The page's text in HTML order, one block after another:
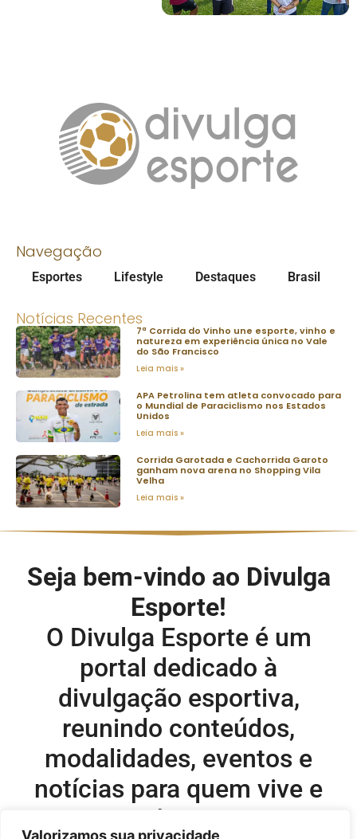
Valorizamos sua privacidade
Navegação
Esportes Lifestyle Destaques Brasil
Notícias Recentes
7ª Corrida do Vinho une esporte, vinho e
natureza em experiência única no Vale
do São Francisco
Leia mais »
APA Petrolina tem atleta convocado para
o Mundial de Paraciclismo nos Estados
Unidos
Leia mais »
Corrida Garotada e Cachorrida Garoto
ganham nova arena no Shopping Vila
Velha
Leia mais »
Seja bem-vindo ao Divulga
Esporte!
O Divulga Esporte é um
portal dedicado à
divulgação esportiva,
reunindo conteúdos,
modalidades, eventos e
notícias para quem vive e
acompanha o esporte.